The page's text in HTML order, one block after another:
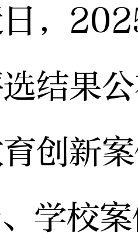
2025
结果
创新
学校